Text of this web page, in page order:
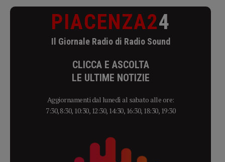
PIACENZA24
Il Giornale Radio di Radio Sound
CLICCA E ASCOLTA
LE ULTIME NOTIZIE
Aggiornamenti dal lunedì al sabato alle ore:
7:30, 8:30, 10:30, 12:30, 14:30, 16:30, 18:30, 19:30